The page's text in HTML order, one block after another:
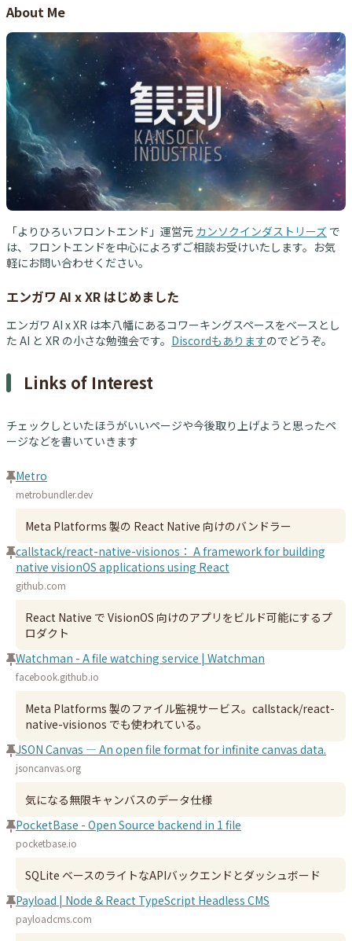
About Me
「よりひろいフロントエンド」運営元 カンソクインダストリーズ で
は、フロントエンドを中心によろずご相談お受けいたします。お気
軽にお問い合わせください。
エンガワ AI x XR はじめました
エンガワ AI x XR は本八幡にあるコワーキングスペースをベースとし
た AI と XR の小さな勉強会です。 Discordもありますのでどうぞ。
Links of Interest
チェックしといたほうがいいページや今後取り上げようと思ったペ
ージなどを書いていきます
Metro
metrobundler.dev
Meta Platforms 製の React Native 向けのバンドラー
callstack/react-native-visionos： A framework for building
native visionOS applications using React
github.com
React Native で VisionOS 向けのアプリをビルド可能にするプ
ロダクト
Watchman - A file watching service | Watchman
facebook.github.io
Meta Platforms 製のファイル監視サービス。callstack/react-
native-visionos でも使われている。
JSON Canvas — An open file format for infinite canvas data.
jsoncanvas.org
気になる無限キャンバスのデータ仕様
PocketBase - Open Source backend in 1 file
pocketbase.io
SQLite ベースのライトなAPIバックエンドとダッシュボード
Payload | Node & React TypeScript Headless CMS
payloadcms.com